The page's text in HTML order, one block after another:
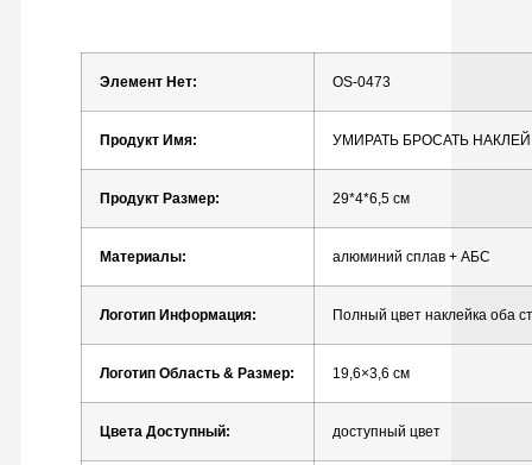
Элемент Нет: OS-0473
Продукт Имя: УМИРАТЬ БРОСАТЬ
Продукт Размер: 29*4*6,5 см
Материалы: алюминий сплав + АБС
Логотип Информация: Полный цвет наклейка оба
Логотип Область & Размер: 19,6×3,6 см
Цвета Доступный: доступный цвет